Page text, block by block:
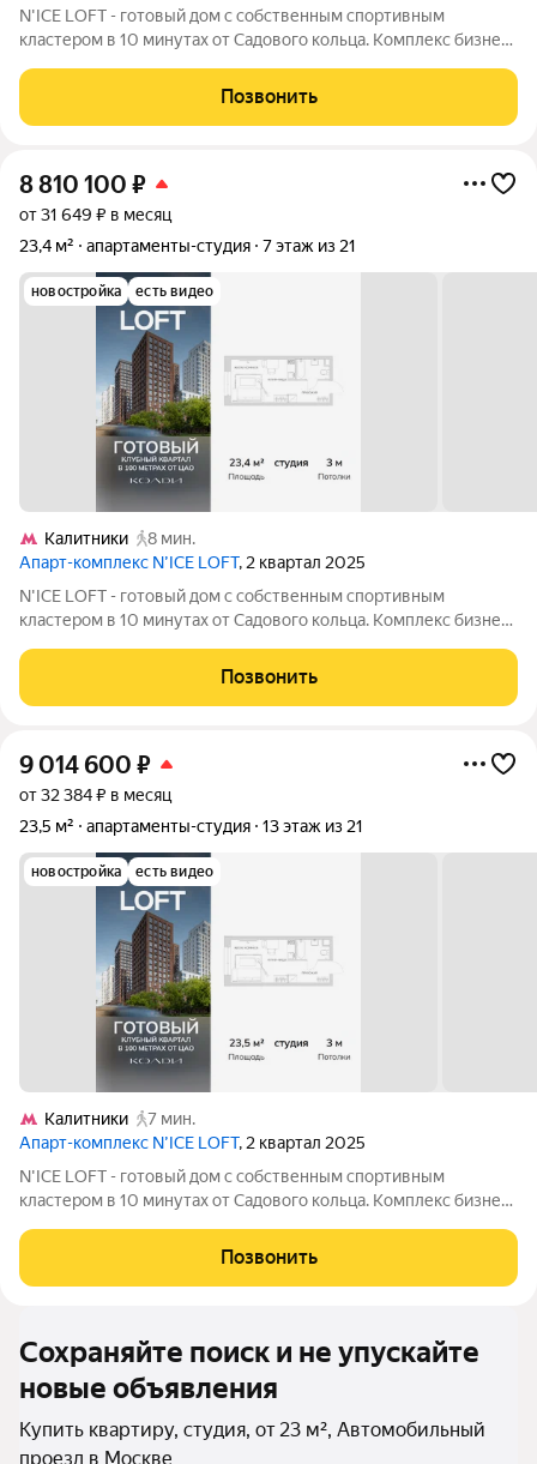
N'ICE LOFT - готовый дом с собственным спортивным
кластером в 10 минутах от Садового кольца. Комплекс бизнес-
компания КОЛДИ, представляет собой знаковое жилое
пространство, на территории которого
Позвонить
8 810 100 ₽
от 31 649 ₽ в месяц
23,4 м²
апартаменты-студия 7 этаж из 21
новостройка есть видео
Калитники
8 мин.
Апарт-комплекс N’ICE LOFT, 2 квартал 2025
N'ICE LOFT - готовый дом с собственным спортивным
кластером в 10 минутах от Садового кольца. Комплекс бизнес-
компания КОЛДИ, представляет собой знаковое жилое
пространство, на территории которого
Позвонить
9 014 600 ₽
от 32 384 ₽ в месяц
23,5 м²
апартаменты-студия 13 этаж из 21
новостройка есть видео
Калитники
7 мин.
Апарт-комплекс N’ICE LOFT, 2 квартал 2025
N'ICE LOFT - готовый дом с собственным спортивным
кластером в 10 минутах от Садового кольца. Комплекс бизнес-
компания КОЛДИ, представляет собой знаковое жилое
пространство, на территории которого
Позвонить
Сохраняйте поиск и не упускайте
новые объявления
Купить квартиру, студия, от 23 м², Автомобильный
проезд в Москве